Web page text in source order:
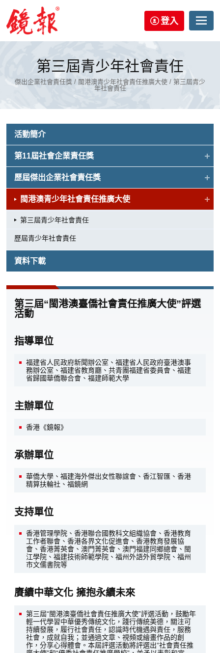
登入
第三屆青少年社會責任
傑出企業社會責任獎 / 閩港澳青少年社會責任推廣大使 / 第三屆青少
年社會責任
活動簡介
第11屆社會企業責任獎
歷屆傑出企業社會責任獎
閩港澳青少年社會責任推廣大使
第三屆青少年社會責任
歷屆青少年社會責任
資料下載
第三屆“閩港澳臺僑社會責任推廣大使”評選
活動
指導單位
福建省人民政府新聞辦公室、福建省人民政府臺港澳事
務辦公室、福建省教育廳、共青團福建省委員會、福建
省歸國華僑聯合會、福建師範大學
主辦單位
香港《鏡報》
承辦單位
華僑大學、福建海外傑出女性聯誼會、香江智匯、香港
精算扶輪社、福鏡網
支持單位
香港管理學院、香港聯合國教科文組織協會、香港教育
工作者聯會、香港各界文化促進會、香港教育發展協
會、香港菁英會、澳門菁英會、澳門福建同鄉總會、閩
江學院、福建技術師範學院、福州外語外貿學院、福州
市文儒書院等
賡續中華文化 擁抱永續未來
第三屆“閩港澳臺僑社會責任推廣大使”評選活動，鼓勵年
輕一代學習中華優秀傳統文化，踐行傳統美德，關注可
持續發展，履行社會責任，認識時代機遇與責任，服務
社會，成就自我；並通過文章、視頻或繪畫作品的創
作，分享心得體會。本屆評選活動將評選出“社會責任推